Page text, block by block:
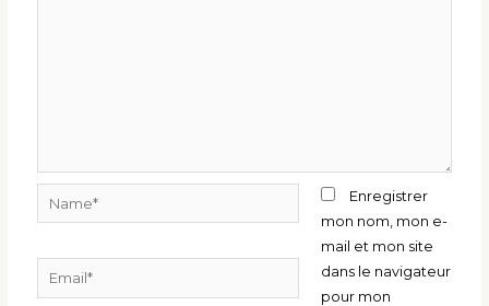
Email*
Enregistrer
mon nom, mon e-
mail et mon site
dans le navigateur
pour mon